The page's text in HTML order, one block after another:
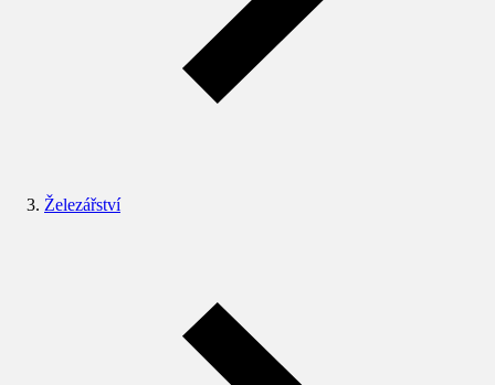
Železářství